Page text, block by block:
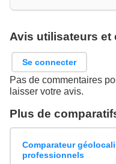
Avis utilisateurs et
Se connecter
Pas de commentaires
laisser votre avis.
Plus de
Comparateur
professionnels